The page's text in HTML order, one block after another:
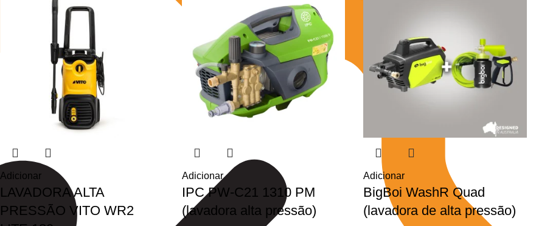
Adicionar
LAVADORA ALTA
PRESSÃO VITO WR2
Adicionar
IPC PW-C21 1310 PM
(lavadora alta pressão)
Adicionar
BigBoi WashR Quad
(lavadora de alta pressão)